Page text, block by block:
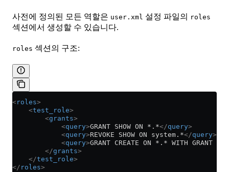
사전에 정의된 모든 역할은 user.xml 설정 파일의 roles
섹션에서 생성할 수 있습니다.
roles 섹션의 구조:
<roles>
    <
test_role>
        <
grants>
            <
query>GRANT SHOW ON *.*</query>
            <
query>REVOKE SHOW ON system.*</query>
            <
query>GRANT CREATE ON *.* WITH GRANT
        </
grants>
    </
test_role>
</ roles>